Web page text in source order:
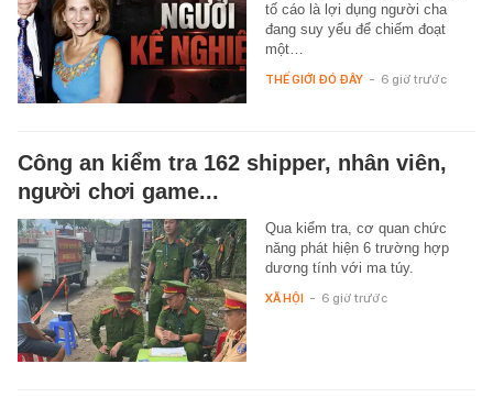
tố cáo là lợi dụng người cha
đang suy yếu để chiếm đoạt
một…
THẾ GIỚI ĐÓ ĐÂY - 6 giờ trước
Công an kiểm tra 162 shipper, nhân viên,
người chơi game...
Qua kiểm tra, cơ quan chức
năng phát hiện 6 trường hợp
dương tính với ma túy.
XÃ HỘI - 6 giờ trước